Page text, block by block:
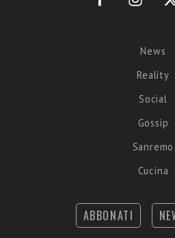
News
Reality
Social
Gossip
Sanremo
Cucina
ABBONATI